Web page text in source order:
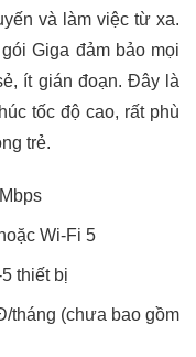
và làm việc từ xa.
Giga đảm bảo mọi
ít gián đoạn. Đây là
tốc độ cao, rất phù
trẻ.
Wi-Fi 5
thiết bị
tháng (chưa bao gồm